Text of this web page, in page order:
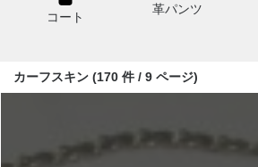
コート
革パンツ
カーフスキン (170 件 / 9 ページ)